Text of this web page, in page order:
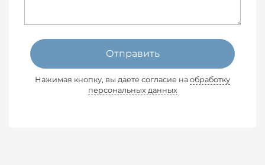
Отправить
Нажимая кнопку, вы даете согласие на обработку
персональных данных